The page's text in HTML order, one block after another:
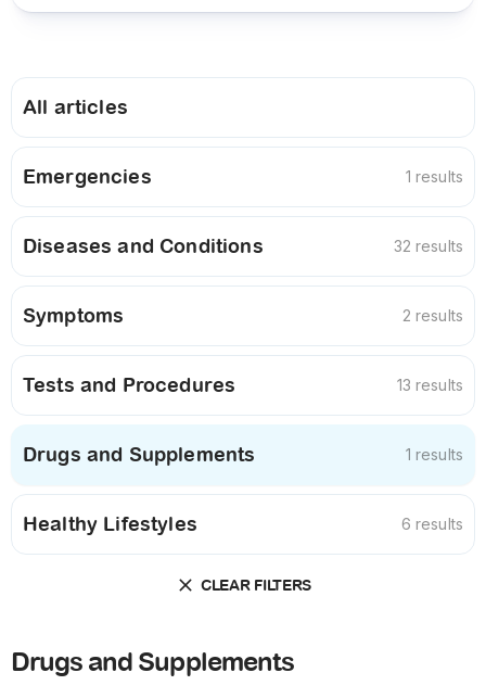
All articles
Emergencies 1 results
Diseases and Conditions 32 results
Symptoms 2 results
Tests and Procedures 13 results
Drugs and Supplements 1 results
Healthy Lifestyles 6 results
CLEAR FILTERS
Drugs and Supplements